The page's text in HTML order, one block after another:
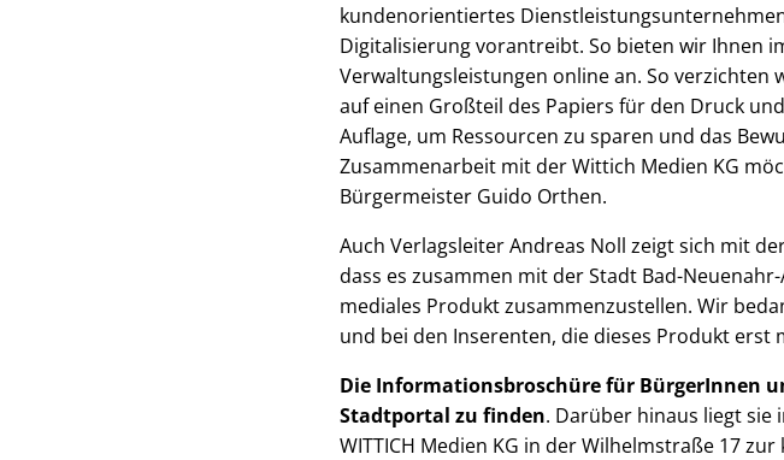
kundenorientiertes
Digitalisierung vorantreibt. So bieten wir Ihnen
Verwaltungsleistungen online an. So
auf einen Großteil des Papiers für den Druck
Auflage, um Ressourcen zu sparen und das
Zusammenarbeit mit der Wittich Medien KG
Bürgermeister Guido Orthen.
Auch Verlagsleiter Andreas Noll zeigt sich mit
dass es zusammen mit der Stadt Bad-
mediales Produkt zusammenzustellen. Wir
und bei den Inserenten, die dieses Produkt erst
Die Informationsbroschüre für BürgerInnen
Stadtportal zu finden. Darüber hinaus liegt sie
WITTICH Medien KG in der Wilhelmstraße 17